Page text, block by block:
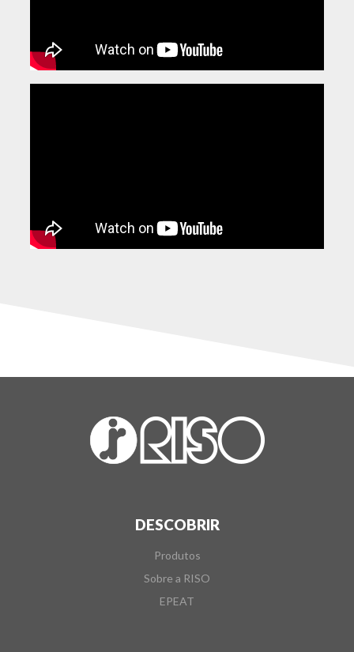
DESCOBRIR
Produtos
Sobre a RISO
EPEAT